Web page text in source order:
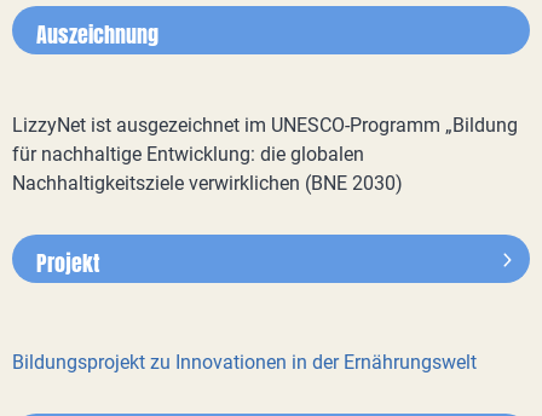
Auszeichnung
LizzyNet ist ausgezeichnet im UNESCO-Programm „Bildung
für nachhaltige Entwicklung: die globalen
Nachhaltigkeitsziele verwirklichen (BNE 2030)
Projekt
Bildungsprojekt zu Innovationen in der Ernährungswelt